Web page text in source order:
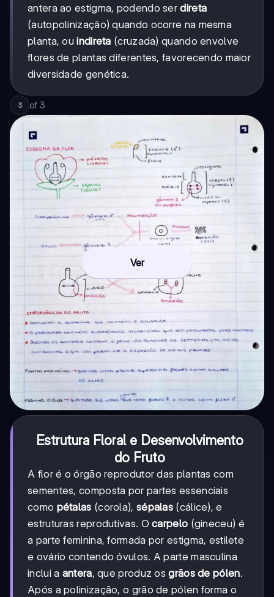
antera ao estigma, podendo serdireta
(autopolinização) quando ocorre na mesma
planta, ouindireta (cruzada) quando envolve
flores de plantas diferentes, favorecendo maior
diversidade genética.
3 of 3
Ver
Estrutura Floral e Desenvolvimento
do Fruto
A flor é o órgão reprodutor das plantas com
sementes, composta por partes essenciais
como pétalas (corola), sépalas (cálice), e
estruturas reprodutivas. Ocarpelo (gineceu) é
a parte feminina, formada por estigma, estilete
e ovário contendo óvulos. A parte masculina
inclui a antera, que produz osgrãos de pólen.
Após a polinização, o grão de pólen forma o